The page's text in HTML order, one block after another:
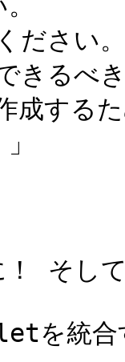
ださい。
きるべ
するた
そし
を統合